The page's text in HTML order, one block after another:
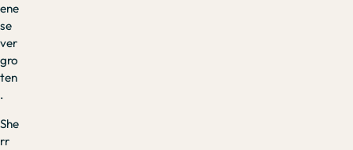
ene
se
ver
gro
ten
.
She
rr